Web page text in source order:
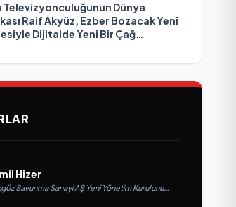
Televizyonculuğunun Dünya
Raif Akyüz, Ezber Bozacak Yeni
Dijitalde Yeni Bir Çağ
Hizer
Savunma Sanayi AŞ Yeni Yönetim Kurulunu